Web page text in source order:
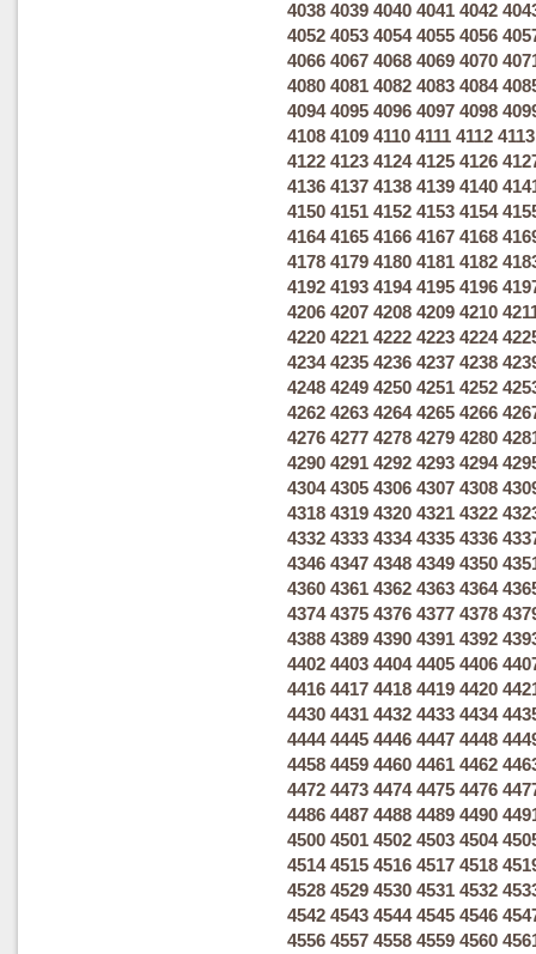
4038 4039 4040 4041 4042
4052 4053 4054 4055 4056
4066 4067 4068 4069 4070
4080 4081 4082 4083 4084
4094 4095 4096 4097 4098
4108 4109 4110 4111 4112 4113
4122 4123 4124 4125 4126
4136 4137 4138 4139 4140
4150 4151 4152 4153 4154
4164 4165 4166 4167 4168
4178 4179 4180 4181 4182
4192 4193 4194 4195 4196
4206 4207 4208 4209 4210
4220 4221 4222 4223 4224
4234 4235 4236 4237 4238
4248 4249 4250 4251 4252
4262 4263 4264 4265 4266
4276 4277 4278 4279 4280
4290 4291 4292 4293 4294
4304 4305 4306 4307 4308
4318 4319 4320 4321 4322
4332 4333 4334 4335 4336
4346 4347 4348 4349 4350
4360 4361 4362 4363 4364
4374 4375 4376 4377 4378
4388 4389 4390 4391 4392
4402 4403 4404 4405 4406
4416 4417 4418 4419 4420
4430 4431 4432 4433 4434
4444 4445 4446 4447 4448
4458 4459 4460 4461 4462
4472 4473 4474 4475 4476
4486 4487 4488 4489 4490
4500 4501 4502 4503 4504
4514 4515 4516 4517 4518
4528 4529 4530 4531 4532
4542 4543 4544 4545 4546
4556 4557 4558 4559 4560